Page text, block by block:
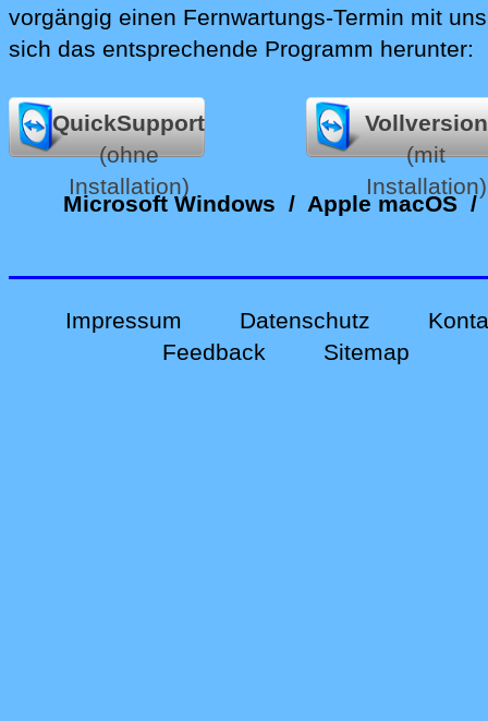
vorgängig einen Fernwartungs-Termin mit
sich das entsprechende Programm herunter:
QuickSupport
(ohne
Installation)
Vollversion
(mit
Installation)
Microsoft Windows /Apple macOS /
Impressum Datenschutz
Feedback
Sitemap